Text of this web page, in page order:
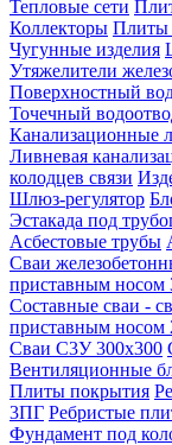
Тепловые сети
Коллекторы Плиты
Чугунные изделия
Утяжелители
Поверхностный
Точечный
Канализационные
Ливневая
колодцев связи
Шлюз-регулятор
Эстакада под
Асбестовые трубы
Сваи
приставным носом
Составные сваи -
приставным носом
Сваи С3У 300х300
Вентиляционные
Плиты покрытия
3ПГ Ребристые
Фундамент под